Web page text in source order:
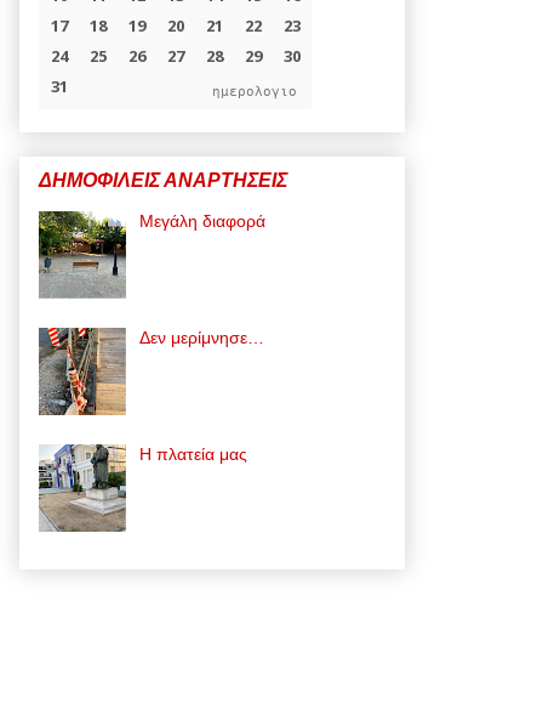
ημερολογιο
ΔΗΜΟΦΙΛΕΙΣ ΑΝΑΡΤΗΣΕΙΣ
Μεγάλη διαφορά
Δεν μερίμνησε…
Η πλατεία μας